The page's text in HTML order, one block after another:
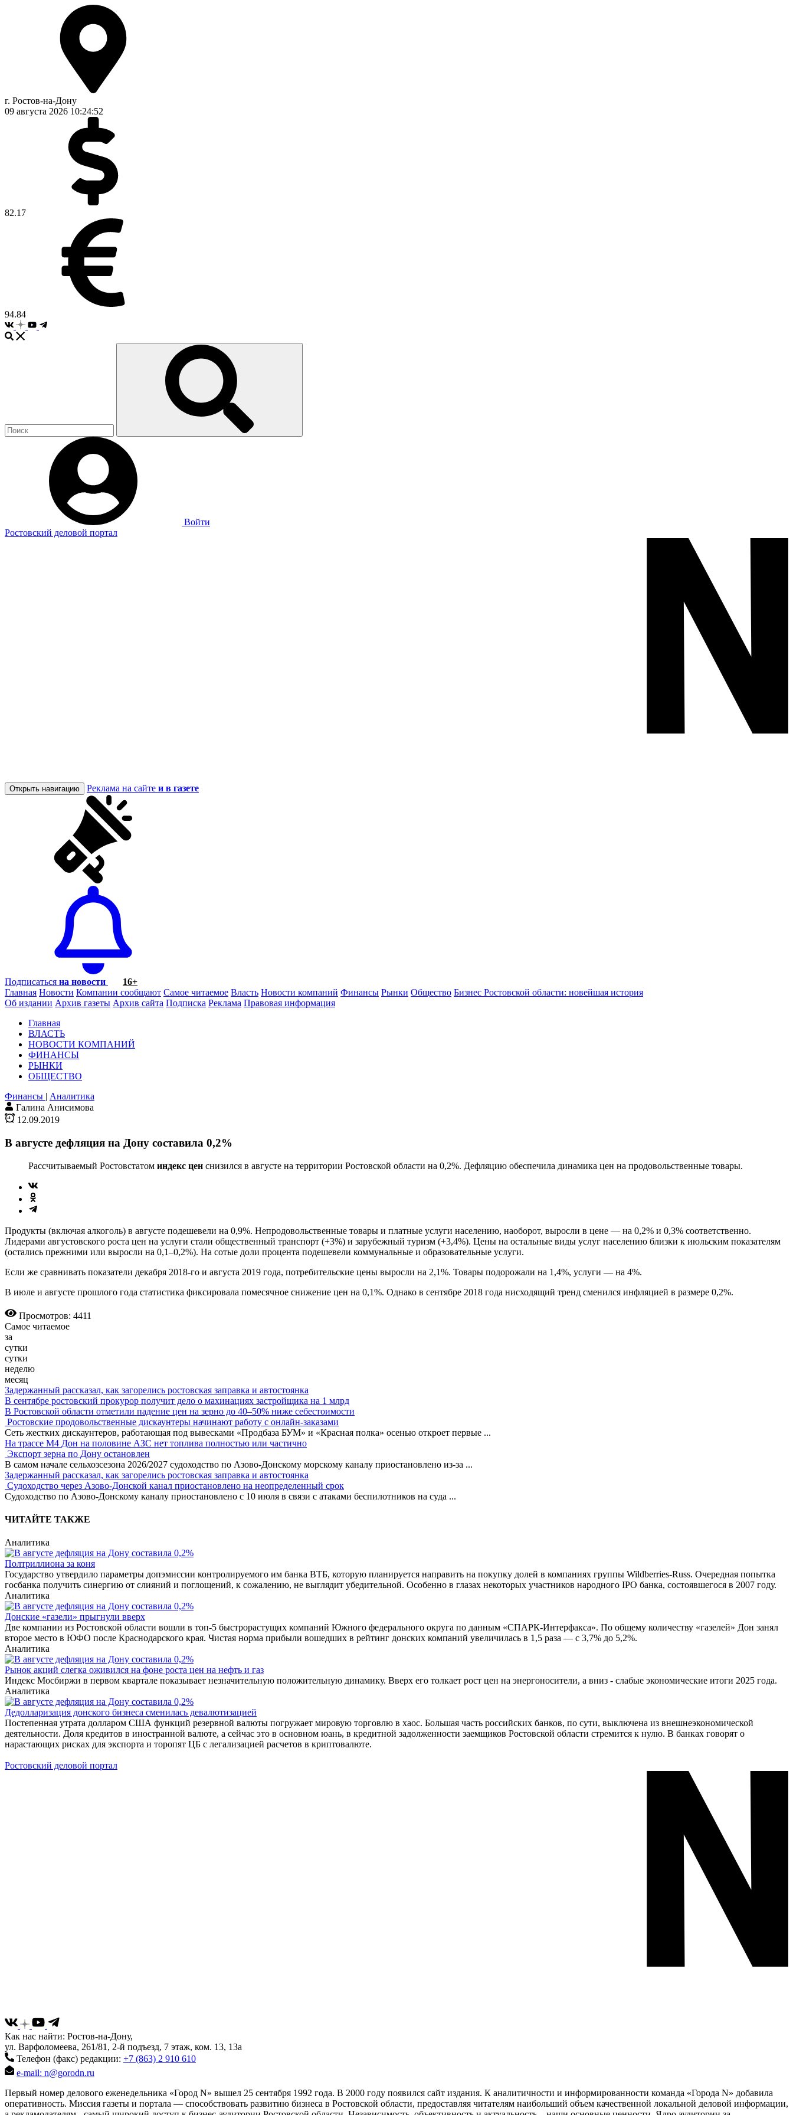
г. Ростов-на-Дону
09 августа 2026 10:24:53
82.17
94.84
Войти
Ростовский деловой портал
Открыть навигацию Реклама на сайте и в газете
Подписаться на новости
16+
Главная Новости Компании сообщают Самое читаемое Власть Новости компаний Финансы Рынки Общество Бизнес Ростовской области: новейшая история
Об издании Архив газеты Архив сайта Подписка Реклама Правовая информация
Главная
ВЛАСТЬ
НОВОСТИ КОМПАНИЙ
ФИНАНСЫ
РЫНКИ
ОБЩЕСТВО
Финансы | Аналитика
Галина Анисимова
12.09.2019
В августе дефляция на Дону составила 0,2%
Рассчитываемый Ростовстатом индекс цен снизился в августе на территории Ростовской области на 0,2%. Дефляцию обеспечила динамика цен на продовольственные товары.
Продукты (включая алкоголь) в августе подешевели на 0,9%. Непродовольственные товары и платные услуги населению, наоборот, выросли в цене — на 0,2% и 0,3% соответственно.
Лидерами августовского роста цен на услуги стали общественный транспорт (+3%) и зарубежный туризм (+3,4%). Цены на остальные виды услуг населению близки к июльским показателям
(остались прежними или выросли на 0,1–0,2%). На сотые доли процента подешевели коммунальные и образовательные услуги.
Если же сравнивать показатели декабря 2018-го и августа 2019 года, потребительские цены выросли на 2,1%. Товары подорожали на 1,4%, услуги — на 4%.
В июле и августе прошлого года статистика фиксировала помесячное снижение цен на 0,1%. Однако в сентябре 2018 года нисходящий тренд сменился инфляцией в размере 0,2%.
Просмотров: 4411
Самое читаемое
за
сутки
сутки
неделю
месяц
Задержанный рассказал, как загорелись ростовская заправка и автостоянка
В сентябре ростовский прокурор получит дело о махинациях застройщика на 1 млрд
В Ростовской области отметили падение цен на зерно до 40–50% ниже себестоимости
Ростовские продовольственные дискаунтеры начинают работу с онлайн-заказами
Сеть жестких дискаунтеров, работающая под вывесками «Продбаза БУМ» и «Красная полка» осенью откроет первые ...
На трассе М4 Дон на половине АЗС нет топлива полностью или частично
Экспорт зерна по Дону остановлен
В самом начале сельхозсезона 2026/2027 судоходство по Азово-Донскому морскому каналу приостановлено из-за ...
Задержанный рассказал, как загорелись ростовская заправка и автостоянка
Судоходство через Азово-Донской канал приостановлено на неопределенный срок
Судоходство по Азово-Донскому каналу приостановлено с 10 июля в связи с атаками беспилотников на суда ...
ЧИТАЙТЕ ТАКЖЕ
Аналитика
Полтриллиона за коня
Государство утвердило параметры допэмиссии контролируемого им банка ВТБ, которую планируется направить на покупку долей в компаниях группы Wildberries-Russ. Очередная попытка
госбанка получить синергию от слияний и поглощений, к сожалению, не выглядит убедительной. Особенно в глазах некоторых участников народного IPO банка, состоявшегося в 2007 году.
Аналитика
Донские «газели» прыгнули вверх
Две компании из Ростовской области вошли в топ-5 быстрорастущих компаний Южного федерального округа по данным «СПАРК-Интерфакса». По общему количеству «газелей» Дон занял
второе место в ЮФО после Краснодарского края. Чистая норма прибыли вошедших в рейтинг донских компаний увеличилась в 1,5 раза — с 3,7% до 5,2%.
Аналитика
Рынок акций слегка оживился на фоне роста цен на нефть и газ
Индекс Мосбиржи в первом квартале показывает незначительную положительную динамику. Вверх его толкает рост цен на энергоносители, а вниз - слабые экономические итоги 2025 года.
Аналитика
Дедолларизация донского бизнеса сменилась девалютизацией
Постепенная утрата долларом США функций резервной валюты погружает мировую торговлю в хаос. Большая часть российских банков, по сути, выключена из внешнеэкономической
деятельности. Доля кредитов в иностранной валюте, а сейчас это в основном юань, в кредитной задолженности заемщиков Ростовской области стремится к нулю. В банках говорят о
нарастающих рисках для экспорта и торопят ЦБ с легализацией расчетов в криптовалюте.
Ростовский деловой портал
Как нас найти: Ростов-на-Дону,
ул. Варфоломеева, 261/81, 2-й подъезд, 7 этаж, ком. 13, 13а
Телефон (факс) редакции: +7 (863) 2 910 610
e-mail: n@gorodn.ru
Первый номер делового еженедельника «Город N» вышел 25 сентября 1992 года. В 2000 году появился сайт издания. К аналитичности и информированности команда «Города N» добавила
оперативность. Миссия газеты и портала — способствовать развитию бизнеса в Ростовской области, предоставляя читателям наибольший объем качественной локальной деловой информации,